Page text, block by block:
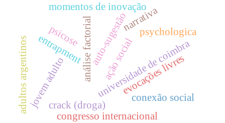
auto-sugestão
ação social
universidade de coimbra
psychologica
análise factorial narrativa
momentos de inovação
entrapment
evocações livres
jovem adultocrack (droga)
conexão social
adultos argentinos
congresso internacional
psicose